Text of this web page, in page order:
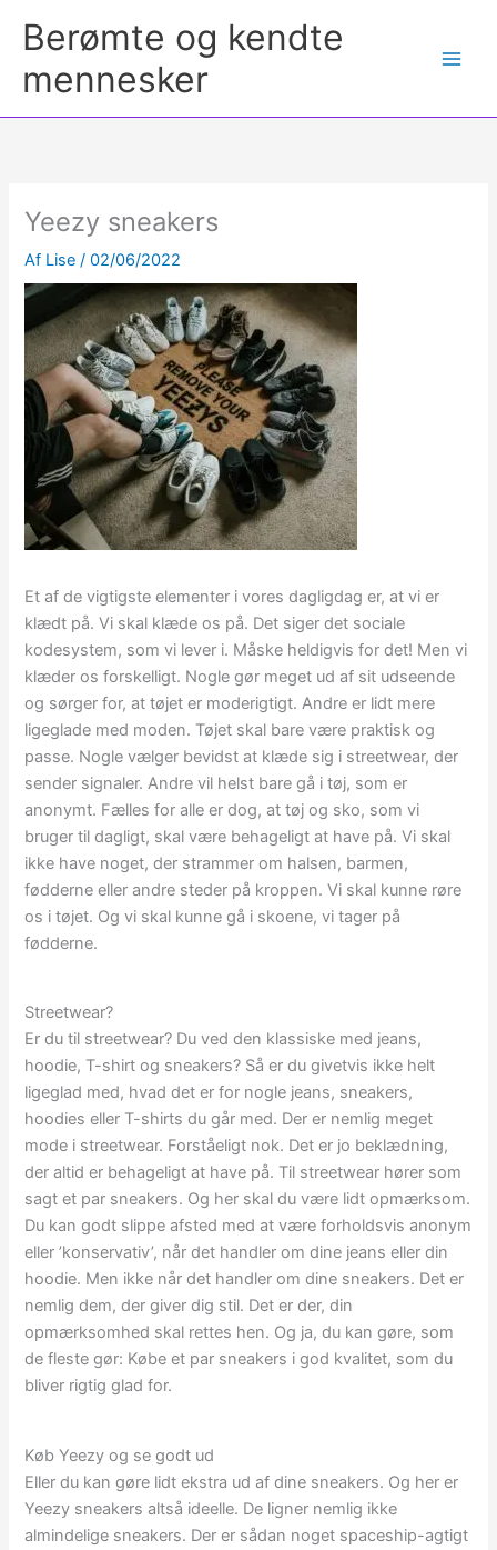
Berømte og kendte
mennesker
Yeezy sneakers
Af Lise/02/06/2022
Et af de vigtigste elementer i vores dagligdag er, at vi er
klædt på. Vi skal klæde os på. Det siger det sociale
kodesystem, som vi lever i. Måske heldigvis for det! Men vi
klæder os forskelligt. Nogle gør meget ud af sit udseende
og sørger for, at tøjet er moderigtigt. Andre er lidt mere
ligeglade med moden. Tøjet skal bare være praktisk og
passe. Nogle vælger bevidst at klæde sig i streetwear, der
sender signaler. Andre vil helst bare gå i tøj, som er
anonymt. Fælles for alle er dog, at tøj og sko, som vi
bruger til dagligt, skal være behageligt at have på. Vi skal
ikke have noget, der strammer om halsen, barmen,
fødderne eller andre steder på kroppen. Vi skal kunne røre
os i tøjet. Og vi skal kunne gå i skoene, vi tager på
fødderne.
Streetwear?
Er du til streetwear? Du ved den klassiske med jeans,
hoodie, T-shirt og sneakers? Så er du givetvis ikke helt
ligeglad med, hvad det er for nogle jeans, sneakers,
hoodies eller T-shirts du går med. Der er nemlig meget
mode i streetwear. Forståeligt nok. Det er jo beklædning,
der altid er behageligt at have på. Til streetwear hører som
sagt et par sneakers. Og her skal du være lidt opmærksom.
Du kan godt slippe afsted med at være forholdsvis anonym
eller ’konservativ’, når det handler om dine jeans eller din
hoodie. Men ikke når det handler om dine sneakers. Det er
nemlig dem, der giver dig stil. Det er der, din
opmærksomhed skal rettes hen. Og ja, du kan gøre, som
de fleste gør: Købe et par sneakers i god kvalitet, som du
bliver rigtig glad for.
Køb Yeezy og se godt ud
Eller du kan gøre lidt ekstra ud af dine sneakers. Og her er
Yeezy sneakers altså ideelle. De ligner nemlig ikke
almindelige sneakers. Der er sådan noget spaceship-agtigt